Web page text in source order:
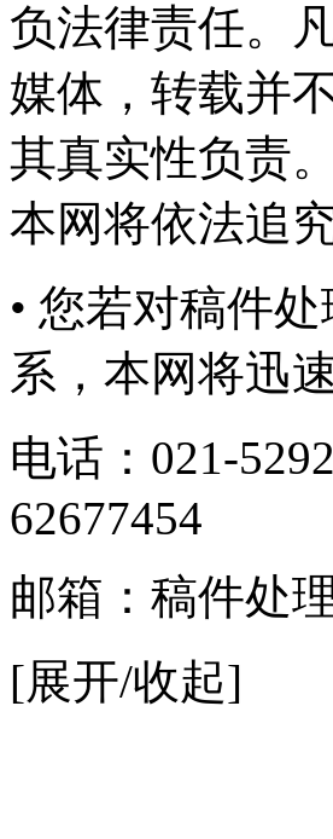
负法律责任。
媒体，转载并
其真实性负责
本网将依法追
• 您若对稿件
系，本网将迅
电话：021-
62677454
邮箱： 稿件处
[展开/收起]